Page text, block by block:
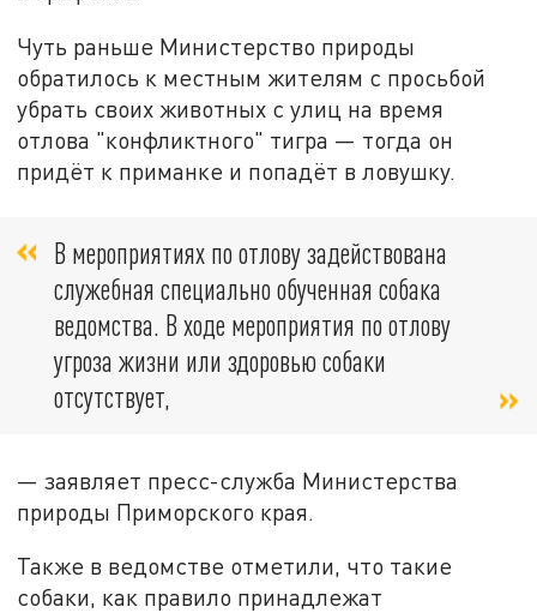
Чуть раньше Министерство природы
обратилось к местным жителям с просьбой
убрать своих животных с улиц на время
отлова "конфликтного" тигра — тогда он
придёт к приманке и попадёт в ловушку.
В мероприятиях по отлову задействована
служебная специально обученная собака
ведомства. В ходе мероприятия по отлову
угроза жизни или здоровью собаки
отсутствует,
— заявляет пресс-служба Министерства
природы Приморского края.
Также в ведомстве отметили, что такие
собаки, как правило принадлежат